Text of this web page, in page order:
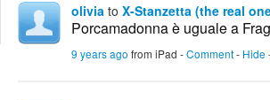
Edit
Search
olivia to X-Stanzetta (the real
Porcamadonna è uguale a
9 years ago from iPad -Comment- Hide